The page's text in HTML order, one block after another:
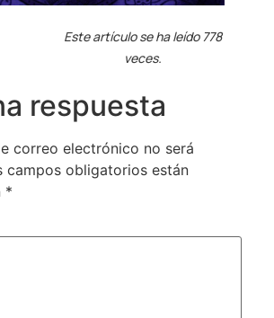
Este artículo se ha leído 778
veces.
respuesta
correo electrónico no será
campos obligatorios están
*